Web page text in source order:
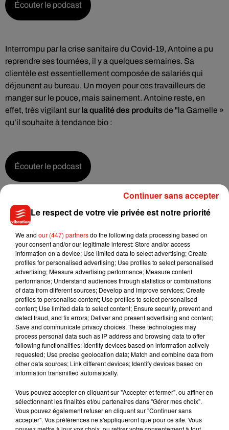
Écouter le podcast
Interrompu par la crise sanitaire du Covid-19, Antoine a pu
reprendre ses tournées, il y a quelques semaines. Sa
clientèle est essentiellement composée de salariés qui
déjeunent au bureau. Un moyen pour ces travailleurs de
manger sur le pouce, mais sainement. Antoine reste, en
effet, très vigilant sur la qualité des produits de "la Gamelle »
qu’il souhaite à tendance bio :
Écouter le podcast
« La Gamelle » est présente les mercredis, avenue de
Patton, et les jeudis à la Maison de l’agriculture, de midi à
13h30. On peut commander avant d’y aller par sms au 06 29
56 76 38. Les menus sont à consultersur la page facebook
de « La Gamelle ».
Des propos recueillis par Annie Guinhut.
Musique
Julien Lieb s’essaye à la vie de chatelain
dans son nouveau clip
Le respect de votre vie privée est notre priorité
We and our (447) partnersdo the following data processing based on
your consent and/or our legitimate interest: Store and/or access
information on a device; Use limited data to select advertising; Create
profiles for personalised advertising; Use profiles to select personalised
advertising; Measure advertising performance; Measure content
performance; Understand audiences through statistics or combinations
of data from different sources; Develop and improve services; Create
profiles to personalise content; Use profiles to select personalised
content; Use limited data to select content; Ensure security, prevent and
detect fraud, and fix errors; Deliver and present advertising and content;
Save and communicate privacy choices. These technologies may
process personal data such as IP address and browsing data to offer
following functionalities: Identify devices based on information actively
requested; Use precise geolocation data; Match and combine data from
other data sources; Link different devices; Identify devices based on
information transmitted automatically.
Vous pouvez accepter en cliquant sur "Accepter et fermer", ou affiner en
sélectionnant les finalités et/ou partenaires dans "Gérer mes choix".
Vous pouvez également refuser en cliquant sur "Continuer sans
accepter". Vos préférences ne s'appliqueront que pour ce site. Vous
Continuer sans accepter